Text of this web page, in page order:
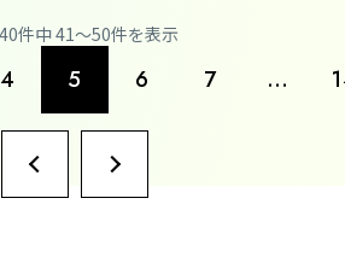
件中 41〜50件を表示
4 5 6 7 …